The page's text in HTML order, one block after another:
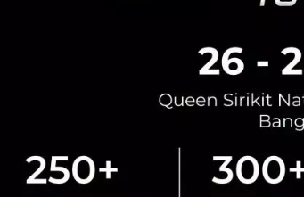
carbon-
RELATED ARTICLE